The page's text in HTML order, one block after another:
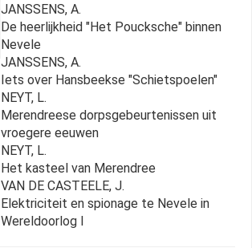
JANSSENS, A.
De heerlijkheid "Het Poucksche" binnen
Nevele
JANSSENS, A.
Iets over Hansbeekse "Schietspoelen"
NEYT, L.
Merendreese dorpsgebeurtenissen uit
vroegere eeuwen
NEYT, L.
Het kasteel van Merendree
VAN DE CASTEELE, J.
Elektriciteit en spionage te Nevele in
Wereldoorlog I